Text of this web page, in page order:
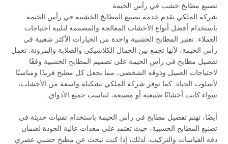
تصنيع مطابخ خشب في رأس الخيمة
شركة الملكي تقدم خدمة تصنيع المطابخ الخشبية في رأس الخيمة
باستخدام أفضل أنواع الأخشاب المعالجة والمصممة لتلبية احتياجات
العملاء. تعتبر المطابخ الخشبية واحدة من الخيارات الأكثر شعبية في
رأس الخيمة، لأنها تجمع بين الجمال الكلاسيكي والصلابة والمرونة. تعمل
تفصيل مطابخ في رأس الخيمة على تصميم المطابخ الخشبية وفقًا
لاحتياجات العميل وذوقه الشخصي، مما يجعل كل مطبخ فريدًا ومناسبًا
لأسلوب الحياة. كما توفر شركة الملكي تشكيلة واسعة من الأخشاب،
سواء كانت أخشابًا طبيعية أو مصنعة، لتناسب جميع الأذواق.
أيضًا، تهتم تفصيل مطابخ في رأس الخيمة باستخدام تقنيات حديثة في
تصنيع المطابخ الخشبية، حيث تعتمد على معدات عالية الجودة لضمان
دقة القياسات والتركيب. لذلك، إذا كنت تبحث عن مطبخ خشبي عصري